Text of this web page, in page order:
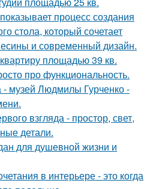
процесс создания
стола, который сочетает
и современный дизайн.
площадью 39 кв.
про функциональность.
- музей Людмилы Гурченко -
взгляда - простор, свет,
детали.
для душевной жизни и
в интерьере - это когда